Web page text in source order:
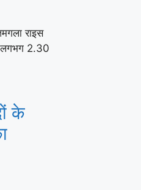
राइस
लगभग 2.30
के